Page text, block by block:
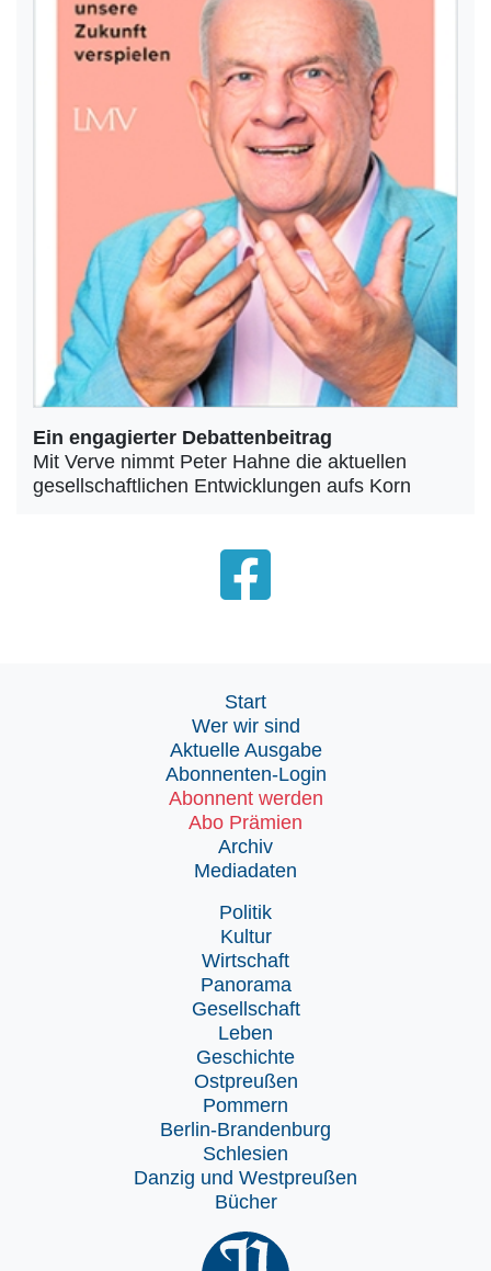
Ein engagierter Debattenbeitrag
Mit Verve nimmt Peter Hahne die aktuellen
gesellschaftlichen Entwicklungen aufs Korn
Start
Wer wir sind
Aktuelle Ausgabe
Abonnenten-Login
Abonnent werden
Abo Prämien
Archiv
Mediadaten
Politik
Kultur
Wirtschaft
Panorama
Gesellschaft
Leben
Geschichte
Ostpreußen
Pommern
Berlin-Brandenburg
Schlesien
Danzig und Westpreußen
Bücher